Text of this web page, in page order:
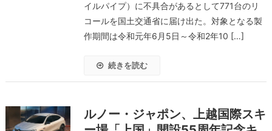
イルパイプ）に不具合があるとして771台のリ
コールを国土交通省に届け出た。対象となる製
作期間は令和元年6月5日～令和2年10 […]
続きを読む
ルノー・ジャポン、上越国際スキ